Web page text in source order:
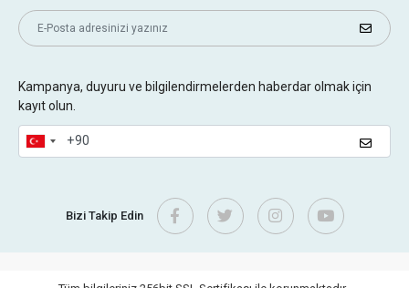
Kampanya, duyuru ve bilgilendirmelerden haberdar olmak için
kayıt olun.
Bizi Takip Edin